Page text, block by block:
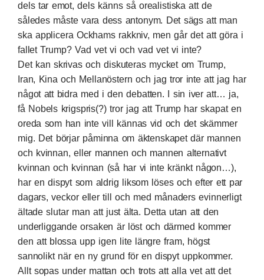
dels tar emot, dels känns så orealistiska att de
således måste vara dess antonym. Det sägs att man
ska applicera Ockhams rakkniv, men går det att göra i
fallet Trump? Vad vet vi och vad vet vi inte?
Det kan skrivas och diskuteras mycket om Trump,
Iran, Kina och Mellanöstern och jag tror inte att jag har
något att bidra med i den debatten. I sin iver att… ja,
få Nobels krigspris(?) tror jag att Trump har skapat en
oreda som han inte vill kännas vid och det skämmer
mig. Det börjar påminna om äktenskapet där mannen
och kvinnan, eller mannen och mannen alternativt
kvinnan och kvinnan (så har vi inte kränkt någon…),
har en dispyt som aldrig liksom löses och efter ett par
dagars, veckor eller till och med månaders evinnerligt
ältade slutar man att just älta. Detta utan att den
underliggande orsaken är löst och därmed kommer
den att blossa upp igen lite längre fram, högst
sannolikt när en ny grund för en dispyt uppkommer.
Allt sopas under mattan och trots att alla vet att det